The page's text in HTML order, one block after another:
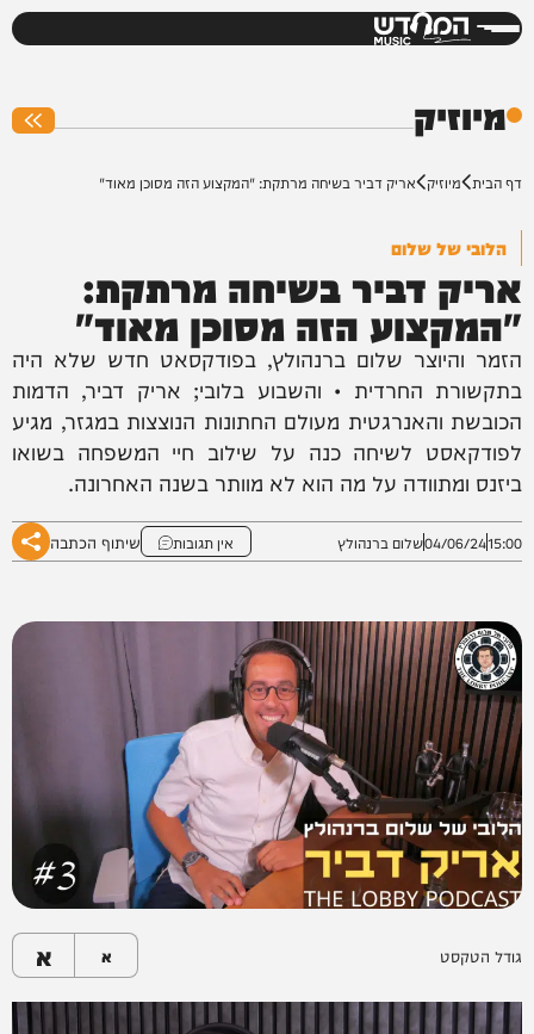
המחדש
מיוזיק
דף הבית מיוזיק אריק דביר בשיחה מרתקת: "המקצוע הזה מסוכן מאוד"
הלובי של שלום
אריק דביר בשיחה מרתקת:
"המקצוע הזה מסוכן מאוד"
הזמר והיוצר שלום ברנהולץ, בפודקסאט חדש שלא היה
בתקשורת החרדית • והשבוע בלובי; אריק דביר, הדמות
הכובשת והאנרגטית מעולם החתונות הנוצצות במגזר, מגיע
לפודקאסט לשיחה כנה על שילוב חיי המשפחה בשואו
ביזנס ומתוודה על מה הוא לא מוותר בשנה האחרונה.
15:00
04/06/24שלום ברנהולץ אין תגובות שיתוף הכתבה
גודל הטקסט א א